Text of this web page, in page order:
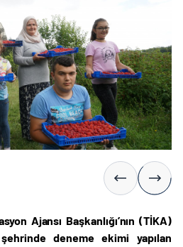
Ajansı Başkanlığı’nın (TİKA)
deneme ekimi yapılan